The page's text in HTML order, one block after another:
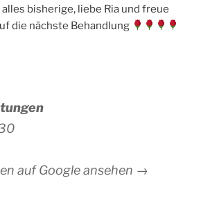
bisherige, liebe Ria und freue
die nächste Behandlung
auf Google ansehen →